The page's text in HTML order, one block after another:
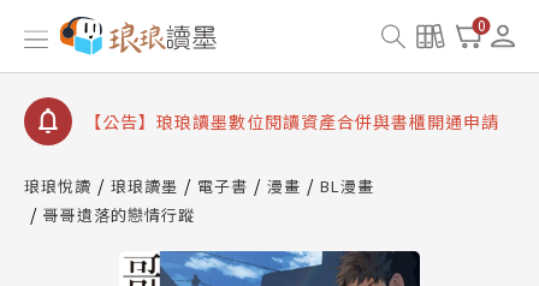
0
【公告】琅琅書店服務升級重要說明及資產合併結果
查詢
【公告】因 Readmoo 讀墨系統維護中，本站同步暫
【公告】琅琅讀墨數位閱讀資產合併與書櫃開通申請
【公告】琅琅讀墨 3 分鐘完成書櫃開通與資產合併申
請圖文教學
【公告】琅琅書店服務升級重要說明及資產合併結果
琅琅悅讀 琅琅讀墨 電子書 漫畫
BL漫畫
哥哥遺落的戀情行蹤